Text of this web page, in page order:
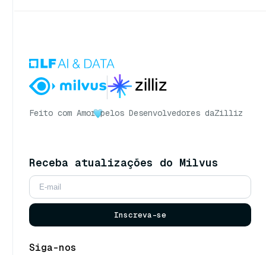
Feito com Amor pelos Desenvolvedores daZilliz
Receba atualizações do Milvus
Inscreva-se
Siga-nos